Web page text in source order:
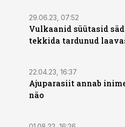
29.06.23, 07:52
Vulkaanid süütasid
tekkida tardunud
22.04.23, 16:37
Ajuparasiit annab
näo